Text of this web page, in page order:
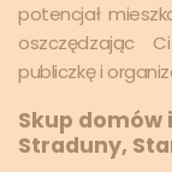
potencjał
oszczędzając
publiczkę i
Skup domów
Straduny,